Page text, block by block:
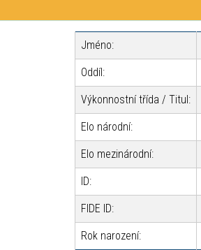
Jméno:
Oddíl:
Výkonnostní třída / Titul:
Elo národní:
Elo mezinárodní:
ID:
FIDE ID:
Rok narození: